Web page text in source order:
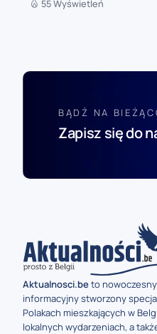
55 Wyświetleń
BĄDŹ NA
Zapisz się do
Aktualnosci.beto
informacyjny stworzony
Polakach mieszkających w
lokalnych wydarzeniach, a